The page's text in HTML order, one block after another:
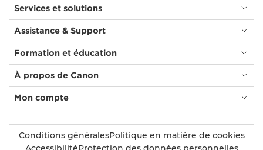
Services et solutions
Assistance & Support
Formation et éducation
À propos de Canon
Mon compte
Conditions généralesPolitique en matière de cookies